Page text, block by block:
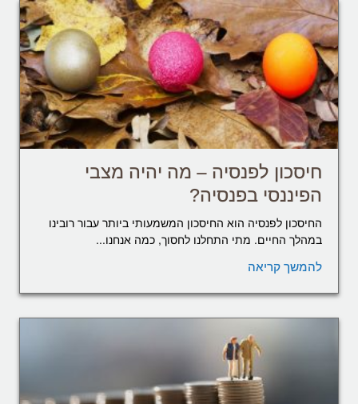
חיסכון לפנסיה – מה יהיה מצבי
הפיננסי בפנסיה?
החיסכון לפנסיה הוא החיסכון המשמעותי ביותר עבור רובינו
במהלך החיים. מתי התחלנו לחסוך, כמה אנחנו...
להמשך קריאה